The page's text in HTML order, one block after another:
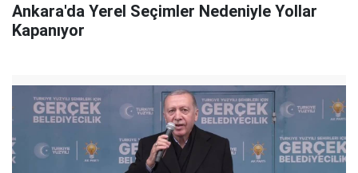
Ankara'da Yerel Seçimler Nedeniyle Yollar
Kapanıyor